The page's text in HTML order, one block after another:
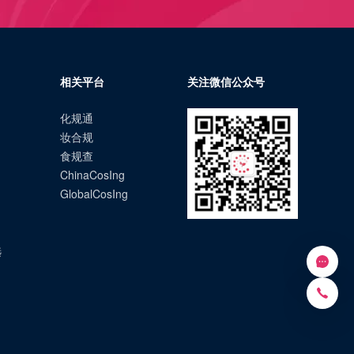
相关平台
化规通
妆合规
食规查
ChinaCosIng
GlobalCosIng
关注微信公众号